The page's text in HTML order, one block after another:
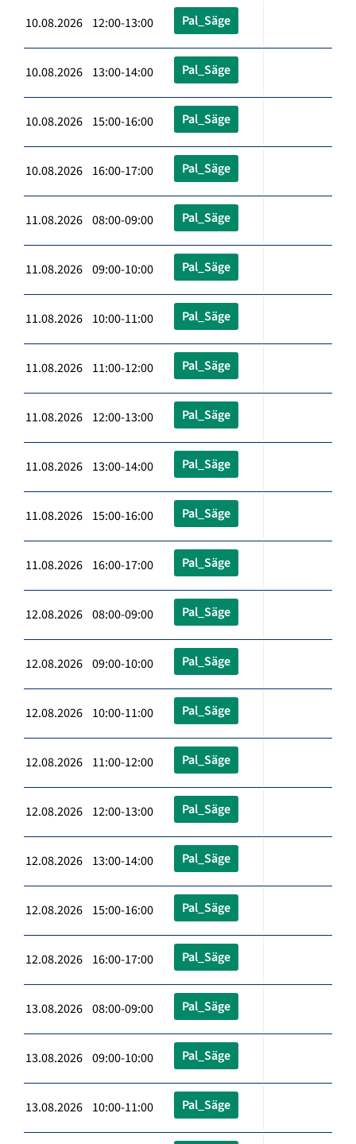
10.08.2026 12:00-13:00 Pal_Säge
10.08.2026 13:00-14:00 Pal_Säge
10.08.2026 15:00-16:00 Pal_Säge
10.08.2026 16:00-17:00 Pal_Säge
11.08.2026 08:00-09:00 Pal_Säge
11.08.2026 09:00-10:00 Pal_Säge
11.08.2026 10:00-11:00 Pal_Säge
11.08.2026 11:00-12:00 Pal_Säge
11.08.2026 12:00-13:00 Pal_Säge
11.08.2026 13:00-14:00 Pal_Säge
11.08.2026 15:00-16:00 Pal_Säge
11.08.2026 16:00-17:00 Pal_Säge
12.08.2026 08:00-09:00 Pal_Säge
12.08.2026 09:00-10:00 Pal_Säge
12.08.2026 10:00-11:00 Pal_Säge
12.08.2026 11:00-12:00 Pal_Säge
12.08.2026 12:00-13:00 Pal_Säge
12.08.2026 13:00-14:00 Pal_Säge
12.08.2026 15:00-16:00 Pal_Säge
12.08.2026 16:00-17:00 Pal_Säge
13.08.2026 08:00-09:00 Pal_Säge
13.08.2026 09:00-10:00 Pal_Säge
13.08.2026 10:00-11:00 Pal_Säge